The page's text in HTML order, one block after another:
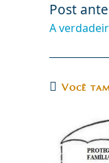
Leia
mais
artigos
Post
A
Você